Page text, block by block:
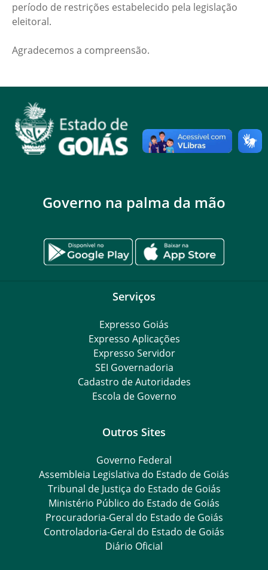
período de restrições estabelecido pela legislação
eleitoral.
Agradecemos a compreensão.
Governo na palma da mão
Serviços
Expresso Goiás
Expresso Aplicações
Expresso Servidor
SEI Governadoria
Cadastro de Autoridades
Escola de Governo
Outros Sites
Governo Federal
Assembleia Legislativa do Estado de Goiás
Tribunal de Justiça do Estado de Goiás
Ministério Público do Estado de Goiás
Procuradoria-Geral do Estado de Goiás
Controladoria-Geral do Estado de Goiás
Diário Oficial